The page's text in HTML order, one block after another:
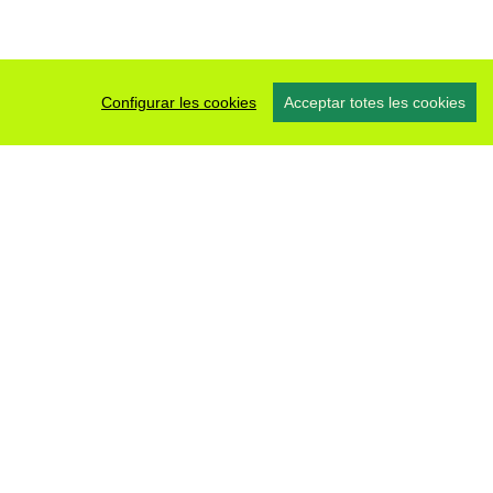
Configurar les cookies Acceptar totes les cookies